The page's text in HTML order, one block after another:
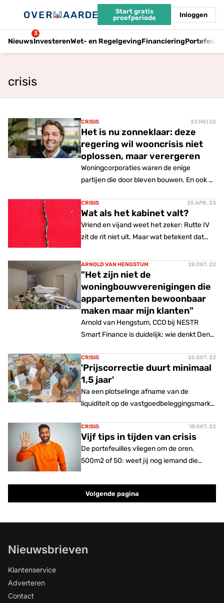
Start gratis
proefperiode
Inloggen
Nieuws
3
InvesterenWet- en RegelgevingFinanciering
crisis
CRISIS 23 MEI 25
Het is nu zonneklaar: deze
regering wil wooncrisis niet
oplossen, maar verergeren
Woningcorporaties waren de enige
partijen die door bleven bouwen. En ook zij
tot één conclusie leiden: deze regering wil
de wooncrisis helemaal niet oplossen,
blogt hoofdredacteur Servaas van der
Laan.
CRISIS 25 APR. 23
Wat als het kabinet valt?
Vriend en vijand weet het zeker: Rutte IV
zit de rit niet uit. Maar wat betekent dat
voor de plannen van de minister?
ARNOLD VAN HENGSTUM 28 OKT. 22
"Het zijn niet de
woningbouwverenigingen die
appartementen bewoonbaar
maken maar mijn klanten"
Arnold van Hengstum, CCO bij NESTR
Smart Finance is duidelijk: wie denkt Den
knap en verhuurbaar maken?
CRISIS 25 OKT. 22
'Prijscorrectie duurt minimaal
1,5 jaar'
Na een plotselinge afname van de
liquiditeit op de vastgoedbeleggingsmarkt
minimaal anderhalf jaar.
CRISIS 18 OKT. 22
Vijf tips in tijden van crisis
De portefeuilles vliegen om de oren.
500m2 of 50: weet jij nog iemand die
interesse heeft? In woningen? In
verhuurde staat? Nee. Nog niet.
Volgende pagina
Nieuwsbrieven
Klantenservice
Adverteren
Contact